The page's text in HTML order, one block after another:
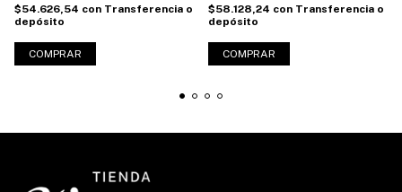
$54.626,54 con Transferencia o
depósito
$58.128,24 con Transferencia o
depósito